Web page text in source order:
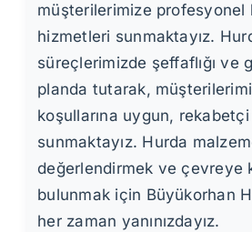
müşterilerimize profesyonel
hizmetleri sunmaktayız.
süreçlerimizde şeffaflığı ve
planda tutarak,
koşullarına uygun,
sunmaktayız. Hurda
değerlendirmek ve çevreye
bulunmak için Büyükorhan
her zaman yanınızdayız.